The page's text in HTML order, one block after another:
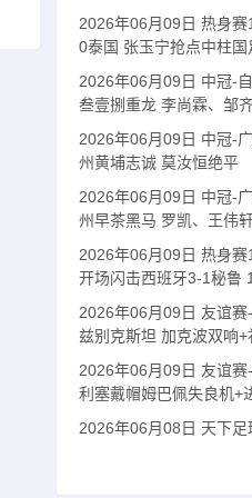
2026年06月09日 热身
0泰国 张玉宁抢点中柱
2026年06月09日 中冠-
叁壹捌重龙 李尚霖、邹
2026年06月09日 中冠-
州黄埔志诚 莫汝恒绝平
2026年06月09日 中冠-
州早茶黑马 罗凯、王伟
2026年06月09日 热身
开场闪击西班牙3-1秘鲁
2026年06月09日 友谊
兹别克斯坦 加克波双响
2026年06月09日 友谊
利塞戴帽姆巴佩失良机+
2026年06月08日 天下